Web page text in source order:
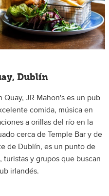
Dublín
JR Mahon's es un pub
comida, música en
a orillas del río en la
cerca de Temple Bar y de
de Dublín, es un punto de
y grupos que buscan
irlandés.